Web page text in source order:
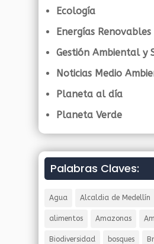
Ecología
Energías Renovables
Gestión Ambiental y
Noticias Medio
Planeta al día
Planeta Verde
Palabras Claves:
Agua Alcaldia de Medellín
alimentos Amazonas
Biodiversidad bosques